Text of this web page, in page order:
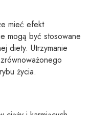
mieć efekt
mogą być stosowane
diety. Utrzymanie
życia.